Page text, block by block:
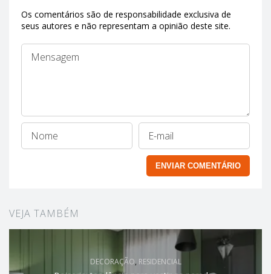
Os comentários são de responsabilidade exclusiva de
seus autores e não representam a opinião deste site.
VEJA TAMBÉM
DECORAÇÃO, RESIDENCIAL